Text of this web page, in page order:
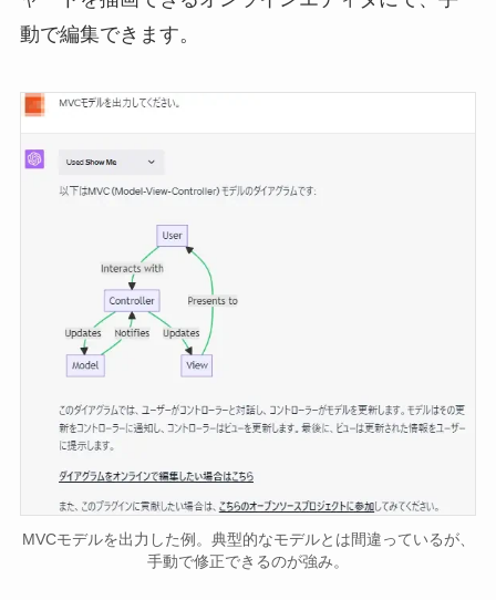
動で編集できます。
MVCモデルを出力した例。典型的なモデルとは間違っているが、
手動で修正できるのが強み。